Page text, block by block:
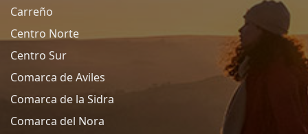
Carreño
Centro Norte
Centro Sur
Comarca de Aviles
Comarca de la Sidra
Comarca del Nora